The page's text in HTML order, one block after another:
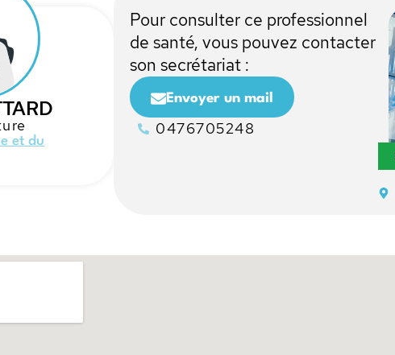
et du
Pour consulter ce professionnel
de santé, vous pouvez contacter
son secrétariat :
Envoyer un mail
0476705248